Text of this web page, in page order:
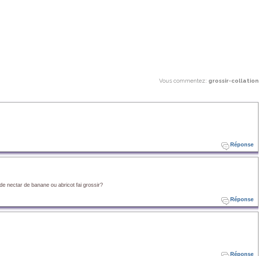
Vous commentez: grossir-collation
Réponse
nectar de banane ou abricot fai grossir?
Réponse
Réponse